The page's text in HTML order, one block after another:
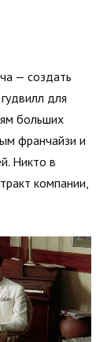
— создать
для
больших
франчайзи и
Никто в
компании,